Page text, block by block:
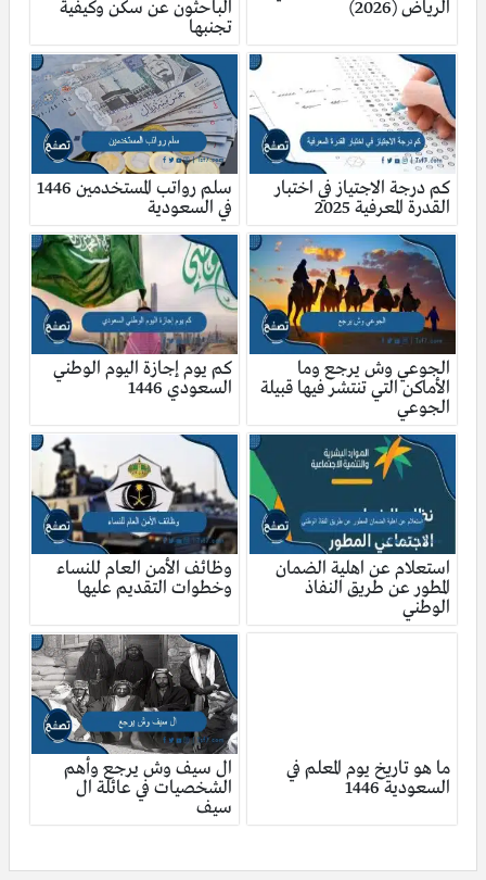
الرياض (2026)
الباحثون عن سكن وكيفية
تجنبها
كم درجة الاجتياز في اختبار
القدرة المعرفية 2025
سلم رواتب المستخدمين 1446
في السعودية
الجوعي وش يرجع وما
الأماكن التي تنتشر فيها قبيلة
الجوعي
كم يوم إجازة اليوم الوطني
السعودي 1446
استعلام عن اهلية الضمان
المطور عن طريق النفاذ
الوطني
وظائف الأمن العام للنساء
وخطوات التقديم عليها
ما هو تاريخ يوم المعلم في
السعودية 1446
ال سيف وش يرجع وأهم
الشخصيات في عائلة ال
سيف